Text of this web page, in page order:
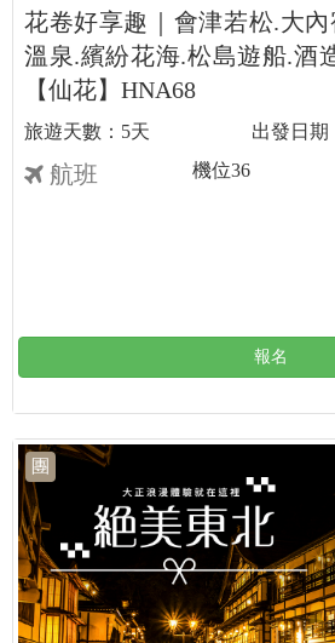
花卷好享趣｜會津若松.大
溫泉.繽紛花海.松島遊船.酒
【仙花】HNA68
5天
航班 機位36
報名
團